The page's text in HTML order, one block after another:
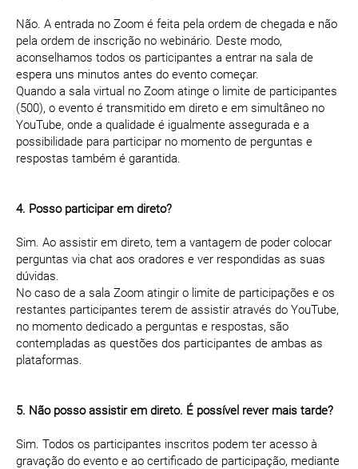
Não. A entrada no Zoom é feita pela ordem de chegada e não
pela ordem de inscrição no webinário. Deste modo,
aconselhamos todos os participantes a entrar na sala de
espera uns minutos antes do evento começar.
Quando a sala virtual no Zoom atinge o limite de participantes
(500), o evento é transmitido em direto e em simultâneo no
YouTube, onde a qualidade é igualmente assegurada e a
possibilidade para participar no momento de perguntas e
respostas também é garantida.
4. Posso participar em direto?
Sim. Ao assistir em direto, tem a vantagem de poder colocar
perguntas via chat aos oradores e ver respondidas as suas
dúvidas.
No caso de a sala Zoom atingir o limite de participações e os
restantes participantes terem de assistir através do YouTube,
no momento dedicado a perguntas e respostas, são
contempladas as questões dos participantes de ambas as
plataformas.
5. Não posso assistir em direto. É possível rever mais tarde?
Sim. Todos os participantes inscritos podem ter acesso à
gravação do evento e ao certificado de participação, mediante